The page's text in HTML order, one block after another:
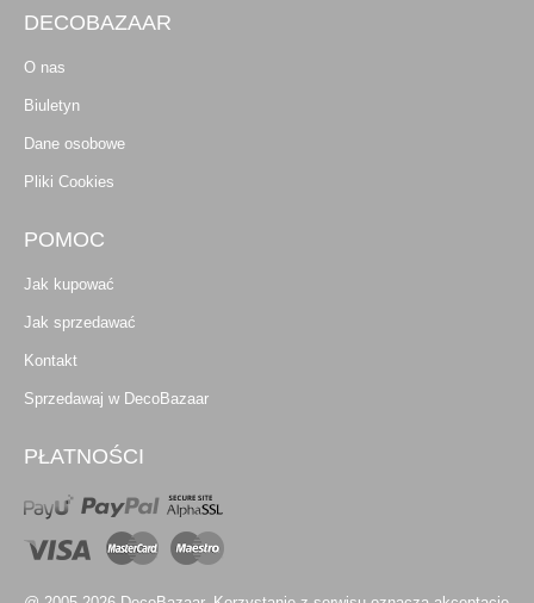
DECOBAZAAR
O nas
Biuletyn
Dane osobowe
Pliki Cookies
POMOC
Jak kupować
Jak sprzedawać
Kontakt
Sprzedawaj w DecoBazaar
PŁATNOŚCI